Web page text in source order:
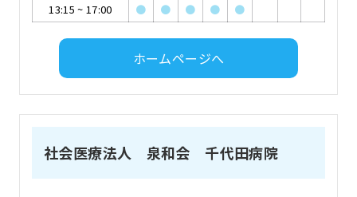
13:15 ~ 17:00 ● ● ● ● ●
ホームページへ
社会医療法人 泉和会 千代田病院